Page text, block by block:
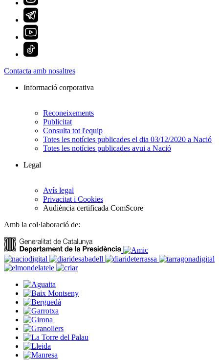
Contacta amb nosaltres
Informació corporativa
Reconeixements
Publicitat
Consulta tot l'equip
Totes les notícies publicades el dia 03/12/2020 a Nació
Totes les notícies publicades avui a Nació
Legal
Avís legal
Privacitat i Cookies
Audiència certificada ComScore
Amb la col·laboració de: